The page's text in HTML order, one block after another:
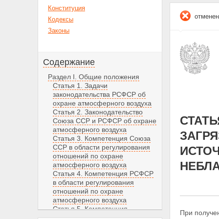
Конституция
Кодексы
Законы
Содержание
Раздел I. Общие положения
Статья 1. Задачи
законодательства РСФСР об
охране атмосферного воздуха
Статья 2. Законодательство
Союза ССР и РСФСР об охране
атмосферного воздуха
Статья 3. Компетенция Союза
ССР в области регулирования
отношений по охране
атмосферного воздуха
Статья 4. Компетенция РСФСР
в области регулирования
отношений по охране
атмосферного воздуха
Статья 5. Компетенция
При